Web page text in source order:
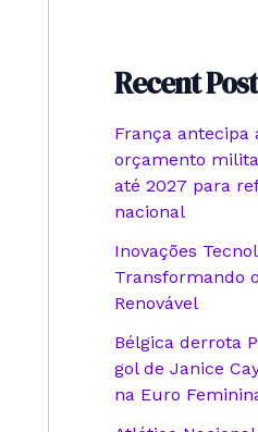
Recent
França antecipa
orçamento
até 2027 para
nacional
Inovações
Transformando
Renovável
Bélgica derrota
gol de Janice
na Euro